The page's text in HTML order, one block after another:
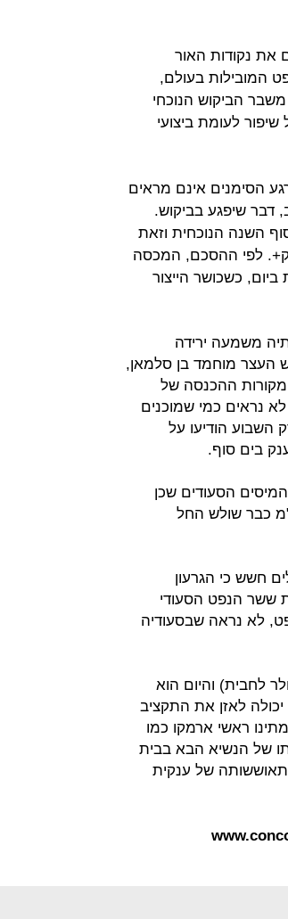
את נקודות האור
המובילות בעולם,
הביקוש הנוכחי
לעומת ביצועי
הסימנים אינם מראים
דבר שיפגע בביקוש.
השנה הנוכחית וזאת
לפי ההסכם, המכסה
על פחות מ-8 מיליון חביות ביום, כשכושר הייצור
משמעה ירידה
העצר מוחמד בן סלמאן,
לקדם את "חזון 2030" לגיוון מקורות ההכנסה של
נראים כמי שמוכנים
השבוע הודיעו על
הסעודים שכן
כבר שולש החל
חשש כי הגרעון
דולר. למרות ששר הנפט הסעודי
לא נראה שבסעודיה
הנפט התאושש מאז השפל שלו באפריל (21 דולר לחבית) והיום הוא
יכולה לאזן את התקציב
כדי להבין את המגמות בשוק, כנראה לתוך 2021, ימתינו ראשי ארמקו כמו
של הנשיא הבא בבית
של ענקית